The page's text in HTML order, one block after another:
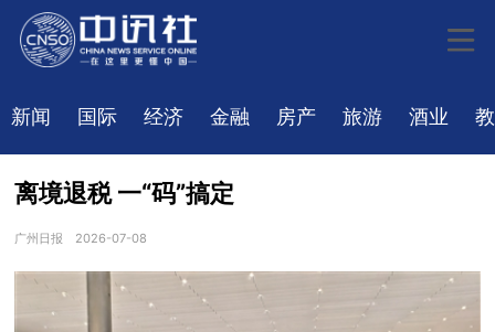
新闻 国际 经济 金融 房产 旅游 酒业
离境退税 一“码”搞定
广州日报 2026-07-08